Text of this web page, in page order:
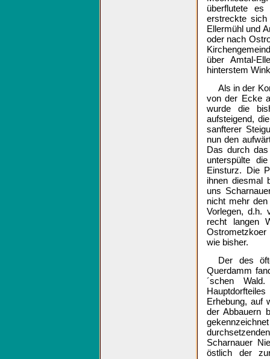
überflutete
erstreckte
Ellermühl und
oder nach
über Amtal-
hinterstem
Als in der
von der Ecke
wurde die
aufsteigend,
sanfterer
nun den
Das durch
unterspülte
Einsturz. Die
ihnen diesmal
uns
nicht mehr
Vorlegen, d.h.
recht langen
Ostrometzkoer
wie bisher.
Der des
Querdamm
´schen
Erhebung, auf
der Abbauern
Scharnauer
östlich der